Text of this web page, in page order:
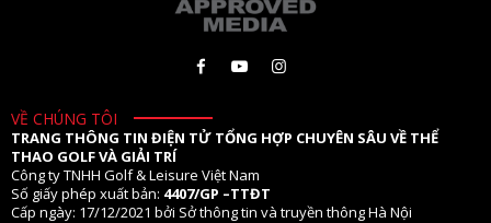
VỀ CHÚNG TÔI
TRANG THÔNG TIN ĐIỆN TỬ TỔNG HỢP CHUYÊN SÂU VỀ THỂ
THAO GOLF VÀ GIẢI TRÍ
Công ty TNHH Golf & Leisure Việt Nam
Số giấy phép xuất bản: 4407/GP –TTĐT
Cấp ngày: 17/12/2021 bởi Sở thông tin và truyền thông Hà Nội